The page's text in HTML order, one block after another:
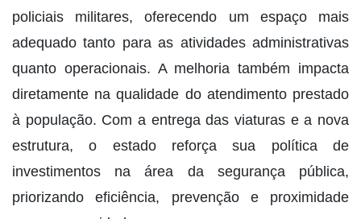
policiais militares, oferecendo um espaço mais
adequado tanto para as atividades administrativas
quanto operacionais. A melhoria também impacta
diretamente na qualidade do atendimento prestado
à população. Com a entrega das viaturas e a nova
estrutura, o estado reforça sua política de
investimentos na área da segurança pública,
priorizando eficiência, prevenção e proximidade